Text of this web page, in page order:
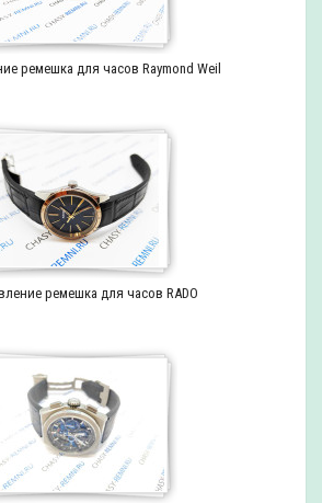
ремешка для часов Raymond Weil
ремешка для часов RADO